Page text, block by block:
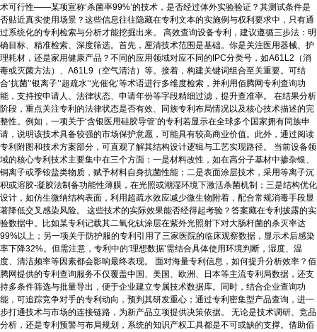
术可行性——某项宣称‘杀菌率99%’的技术，是否经过体外实验验证？其测试条件是
否贴近真实使用场景？这些信息往往隐藏在专利文本的实施例与权利要求中，只有通
过系统化的专利检索与分析才能挖掘出来。 高效查询设备专利，建议遵循三步法：明
确目标、精准检索、深度筛选。首先，厘清技术范围是基础。你是关注医用器械、护
理耗材，还是家用健康产品？不同的应用领域对应不同的IPC分类号，如A61L2（消
毒或灭菌方法）、A61L9（空气清洁）等。接着，构建关键词组合至关重要。可结
合‘抗菌’‘银离子’‘超疏水’‘光催化’等术语进行多维度检索，并利用佰腾网专利查询功
能，支持按申请人、法律状态、申请年份等字段精细过滤，提升查准率。 在结果分析
阶段，重点关注专利的法律状态是否有效、同族专利布局情况以及核心技术描述的完
整性。例如，一项关于‘含银医用硅胶导管’的专利若显示在全球多个国家拥有同族申
请，说明该技术具备较强的市场保护意愿，可能具有较高商业价值。此外，通过阅读
专利附图和技术方案部分，可直观了解其结构设计逻辑与工艺实现路径。 当前设备领
域的核心专利技术主要集中在三个方面：一是材料改性，如在高分子基材中掺杂银、
铜离子或季铵盐类物质，赋予材料自身抗菌性能；二是表面涂层技术，采用等离子沉
积或溶胶-凝胶法制备功能性薄膜，在光照或潮湿环境下激活杀菌机制；三是结构优化
设计，如仿生微纳结构表面，利用超疏水效应减少微生物附着，配合常规消毒手段显
著降低交叉感染风险。 这些技术的实际效果能否经得起考验？答案藏在专利披露的实
验数据中。比如某专利记载其二氧化钛涂层在紫外光照射下对大肠杆菌的杀灭率达
99%以上；另一项关于防护服的专利引用了三家医院的临床观察数据，显示术后感染
率下降32%。但需注意，专利中的‘理想数据’需结合具体使用环境判断，湿度、温
度、清洁频率等因素都会影响最终表现。 面对海量专利信息，如何提升分析效率？佰
腾网提供的专利查询服务不仅覆盖中国、美国、欧洲、日本等主流专利局数据，还支
持多条件筛选与批量导出，便于企业建立专属技术数据库。同时，结合企业查询功
能，可追踪竞争对手的专利动向，预判其研发重心；通过专利密集型产品查询，进一
步打通技术与市场的连接链路，为新产品立项提供决策依据。 无论是技术调研、竞品
分析，还是专利预警与布局规划，系统的知识产权工具都是不可或缺的支撑。借助佰